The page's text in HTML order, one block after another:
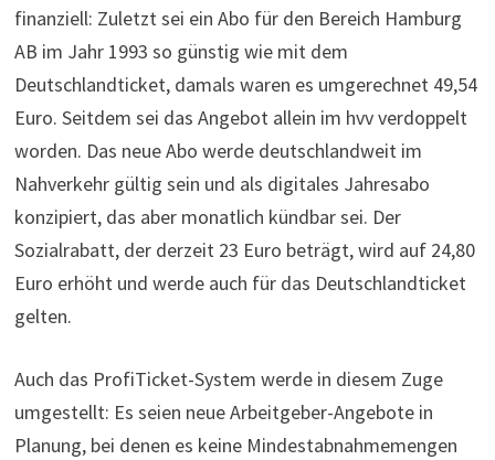
finanziell: Zuletzt sei ein Abo für den Bereich Hamburg
AB im Jahr 1993 so günstig wie mit dem
Deutschlandticket, damals waren es umgerechnet 49,54
Euro. Seitdem sei das Angebot allein im hvv verdoppelt
worden. Das neue Abo werde deutschlandweit im
Nahverkehr gültig sein und als digitales Jahresabo
konzipiert, das aber monatlich kündbar sei. Der
Sozialrabatt, der derzeit 23 Euro beträgt, wird auf 24,80
Euro erhöht und werde auch für das Deutschlandticket
gelten.
Auch das ProfiTicket-System werde in diesem Zuge
umgestellt: Es seien neue Arbeitgeber-Angebote in
Planung, bei denen es keine Mindestabnahmemengen